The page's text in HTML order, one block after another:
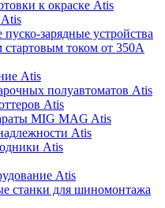
к окраске Atis
зарядные устройства
током от 350А
Atis
полуавтоматов Atis
Atis
MIG MAG Atis
Atis
Atis
Atis
станки для шиномонтажа